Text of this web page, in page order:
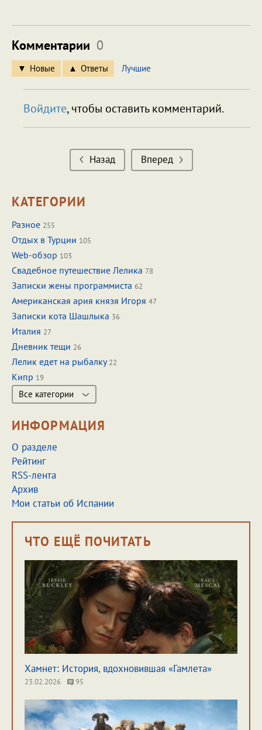
Комментарии 0
Новые Ответы Лучшие
Войдите, чтобы оставить комментарий.
Назад Вперед
КАТЕГОРИИ
Разное 255
Отдых в Турции 105
Web-обзор 103
Свадебное путешествие Лелика 78
Записки жены программиста 62
Американская ария князя Игоря 47
Записки кота Шашлыка 36
Италия 27
Дневник тещи 26
Лелик едет на рыбалку22
Кипр 19
Все категории
ИНФОРМАЦИЯ
О разделе
Рейтинг
RSS-лента
Архив
Мои статьи об Испании
ЧТО ЕЩЁ ПОЧИТАТЬ
Хамнет: История, вдохновившая «Гамлета»
23.02.2026 95